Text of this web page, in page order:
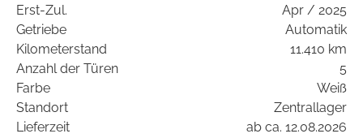
Erst-Zul.
Apr / 2025
Getriebe
Automatik
Kilometerstand
11.410 km
Anzahl der Türen
5
Farbe
Weiß
Standort
Zentrallager
Lieferzeit
ab ca. 12.08.2026